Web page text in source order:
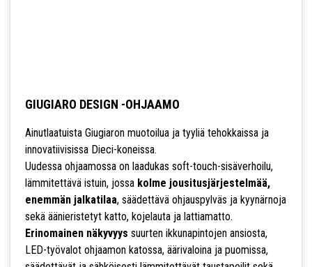
GIUGIARO DESIGN -OHJAAMO
Ainutlaatuista Giugiaron muotoilua ja tyyliä tehokkaissa ja
innovatiivisissa Dieci-koneissa.
Uudessa ohjaamossa on laadukas soft-touch-sisäverhoilu,
lämmitettävä istuin, jossa kolme jousitusjärjestelmää,
enemmän jalkatilaa, säädettävä ohjauspylväs ja kyynärnoja
sekä äänieristetyt katto, kojelauta ja lattiamatto.
Erinomainen näkyvyys suurten ikkunapintojen ansiosta,
LED-työvalot ohjaamon katossa, äärivaloina ja puomissa,